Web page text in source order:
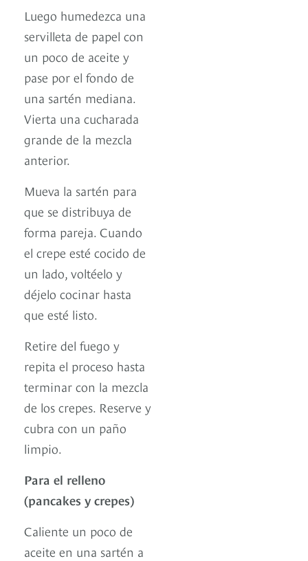
Luego humedezca una
servilleta de papel con
un poco de aceite y
pase por el fondo de
una sartén mediana.
Vierta una cucharada
grande de la mezcla
anterior.
Mueva la sartén para
que se distribuya de
forma pareja. Cuando
el crepe esté cocido de
un lado, voltéelo y
déjelo cocinar hasta
que esté listo.
Retire del fuego y
repita el proceso hasta
terminar con la mezcla
de los crepes. Reserve y
cubra con un paño
limpio.
Para el relleno
(pancakes y crepes)
Caliente un poco de
aceite en una sartén a